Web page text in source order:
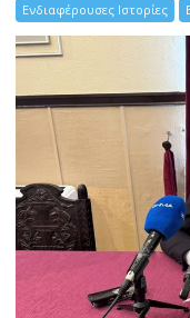
Ενδιαφέρουσες Ιστορίες